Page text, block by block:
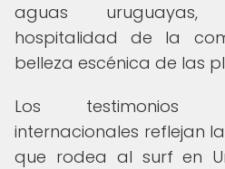
aguas
hospitalidad de la
belleza escénica de las
Los testimonios
internacionales reflejan
que rodea al surf en